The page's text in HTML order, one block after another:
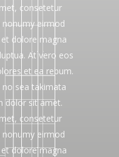
consetetur
nonumy eirmod
dolore magna
At vero eos
et ea rebum.
no sea takimata
dolor sit amet.
consetetur
nonumy eirmod
dolore magna